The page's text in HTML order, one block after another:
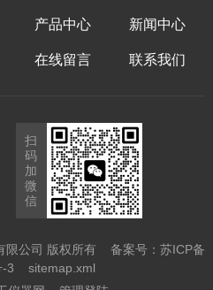
产品中心 新闻中心
在线留言 联系我们
扫
码
加
微
信
限公司 版权所有 备案号：苏ICP备
3
sitemap.xml